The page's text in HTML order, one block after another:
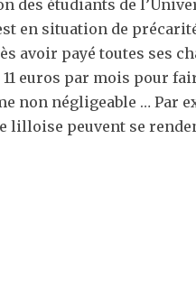
des étudiants de
en situation de
avoir payé toutes ses
euros par mois pour
non négligeable … Par
lilloise peuvent se